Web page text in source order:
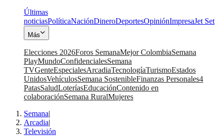
Últimas
noticiasPolíticaNaciónDineroDeportesOpiniónImpresaJet Set
Más
Elecciones 2026Foros SemanaMejor ColombiaSemana
PlayMundoConfidencialesSemana
TVGenteEspecialesArcadiaTecnologíaTurismoEstados
UnidosVehículosSemana SostenibleFinanzas Personales4
PatasSaludLoteríasEducaciónContenido en
colaboraciónSemana RuralMujeres
Semana|
Arcadia|
Televisión